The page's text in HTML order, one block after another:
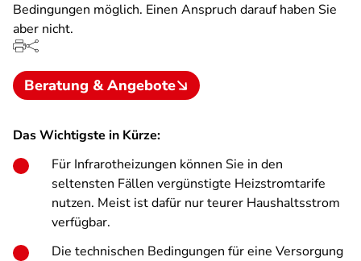
Bedingungen möglich. Einen Anspruch darauf haben Sie
aber nicht.
Beratung & Angebote
Das Wichtigste in Kürze:
Für Infrarotheizungen können Sie in den
seltensten Fällen vergünstigte Heizstromtarife
nutzen. Meist ist dafür nur teurer Haushaltsstrom
verfügbar.
Die technischen Bedingungen für eine Versorgung